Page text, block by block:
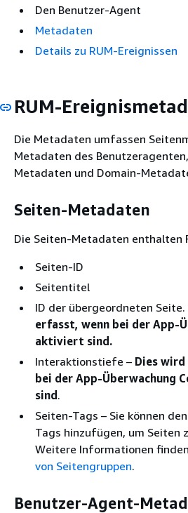
Den Benutzer-Agent
Metadaten
Details zu RUM-Ereignissen
RUM-
Die Metadaten umfassen
Metadaten des
Metadaten und Domain-
Seiten-Metadaten
Die Seiten-Metadaten enthalten
Seiten-ID
Seitentitel
ID der übergeordneten Seite.
erfasst, wenn bei der App-
aktiviert sind.
Interaktionstiefe – Dies
bei der App-Überwachung
sind .
Seiten-Tags – Sie können
Tags hinzufügen, um Seiten
Weitere Informationen
von Seitengruppen.
Benutzer-Agent-